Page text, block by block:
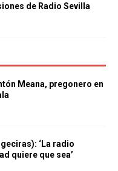
de Radio Sevilla
Meana, pregonero en
‘La radio
quiere que sea’